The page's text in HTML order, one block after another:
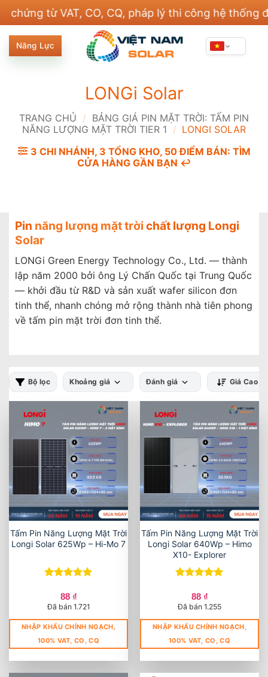
nội
dung
từ VAT, CO, CQ, pháp lý thi công hệ thống điện
Năng Lực
LONGi Solar
TRANG CHỦ / BẢNG GIÁ PIN MẶT TRỜI: TẤM PIN
NĂNG LƯỢNG MẶT TRỜI TIER 1 / LONGI SOLAR
3 CHI NHÁNH, 3 TỔNG KHO, 50 ĐIỂM BÁN: TÌM
CỬA HÀNG GẦN BẠN ↩️
Pin năng lượng mặt trời chất lượng Longi
Solar
LONGi Green Energy Technology Co., Ltd. — thành
lập năm 2000 bởi ông Lý Chấn Quốc tại Trung Quốc
— khởi đầu từ R&D và sản xuất wafer silicon đơn
tinh thể, nhanh chóng mở rộng thành nhà tiên phong
về tấm pin mặt trời đơn tinh thể.
Bộ lọc Khoảng giá Đánh giá Giá Cao -
Tấm Pin Năng Lượng Mặt Trời
Longi Solar 625Wp – Hi-Mo 7
hạng5 5
sao
88 ₫
Đã bán 1.721
NHẬP KHẨU CHÍNH NGẠCH,
100% VAT, CO, CQ
Tấm Pin Năng Lượng Mặt Trời
Longi Solar 640Wp – Himo
X10- Explorer
hạng5 5
sao
88 ₫
Đã bán 1.255
NHẬP KHẨU CHÍNH NGẠCH,
100% VAT, CO, CQ